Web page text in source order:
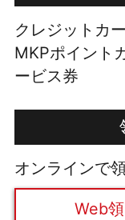
クレジットカ
MKPポイント
ービス券
オンラインで
Web